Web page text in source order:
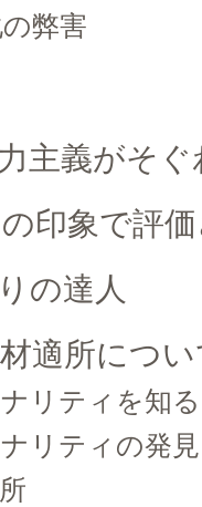
弊害
主義がそ
印象で評
の達人
適所につ
リティを知る
リティの発